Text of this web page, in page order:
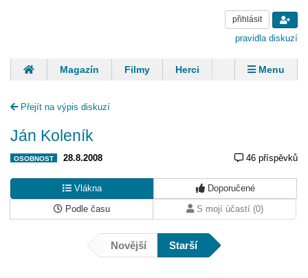
přihlásit
pravidla diskuzí
Magazín Filmy Herci
Zpěváci
Panovníci
Finančníci
Menu
Přejít na výpis diskuzí
Ján Koleník
OSOBNOST 28.8.2008 46 příspěvků
Vlákna
Doporučené
Podle času
S mojí účastí (0)
Novější Starší